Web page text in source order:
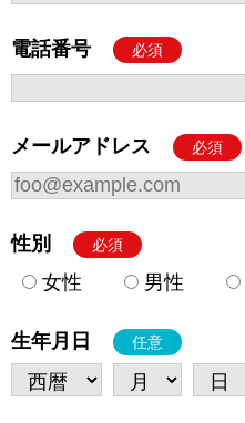
電話番号 必須
メールアドレス 必須
性別 必須
女性 男性
生年月日 任意